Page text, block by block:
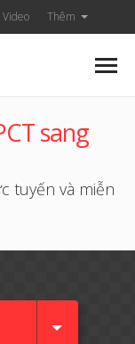
Video Thêm
sang
tuyến và miễn